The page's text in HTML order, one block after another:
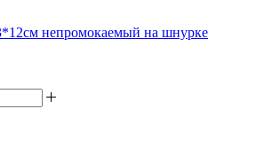
непромокаемый на шнурке